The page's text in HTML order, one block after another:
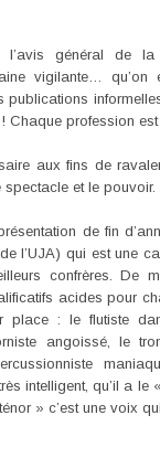
l’avis général de
vigilante…
publications
Chaque profession est
aux fins de
spectacle et le pouvoir.
de fin
l’UJA) qui est une
confrères. De
acides pour
place : le flutiste
angoissé, le
intelligent, qu’il a le
» c’est une voix